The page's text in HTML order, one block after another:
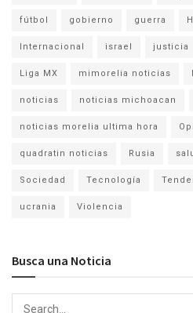
fútbol gobierno guerra
Internacional israel justicia
Liga MX mimorelia noticias
noticias noticias michoacan
noticias morelia ultima hora
quadratin noticias Rusia
Sociedad Tecnología
ucrania Violencia
Busca una Noticia